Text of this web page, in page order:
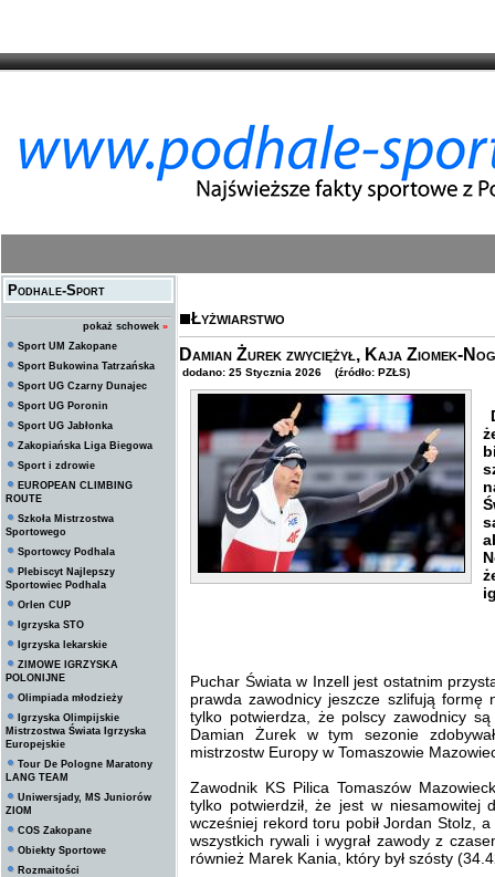
Podhale-Sport
pokaż schowek »
Sport UM Zakopane
Sport Bukowina Tatrzańska
Sport UG Czarny Dunajec
Sport UG Poronin
Sport UG Jabłonka
Zakopiańska Liga Biegowa
Sport i zdrowie
EUROPEAN CLIMBING
ROUTE
Szkoła Mistrzostwa
Sportowego
Sportowcy Podhala
Plebiscyt Najlepszy
Sportowiec Podhala
Orlen CUP
Igrzyska STO
Igrzyska lekarskie
ZIMOWE IGRZYSKA
POLONIJNE
Olimpiada młodzieży
Igrzyska Olimpijskie
Mistrzostwa Świata Igrzyska
Europejskie
Tour De Pologne Maratony
LANG TEAM
Uniwersjady, MS Juniorów
ZIOM
COS Zakopane
Obiekty Sportowe
Rozmaitości
Łyżwiarstwo
Damian Żurek zwyciężył, Kaja Ziomek-
dodano: 25 Stycznia 2026 (źródło: PZŁS)
Puchar Świata w Inzell jest ostatnim
prawda zawodnicy jeszcze szlifują
tylko potwierdza, że polscy zawodnicy
Damian Żurek w tym sezonie
mistrzostw Europy w Tomaszowie
Zawodnik KS Pilica Tomaszów
tylko potwierdził, że jest w niesamowitej
wcześniej rekord toru pobił Jordan Stolz,
wszystkich rywali i wygrał zawody z
również Marek Kania, który był szósty